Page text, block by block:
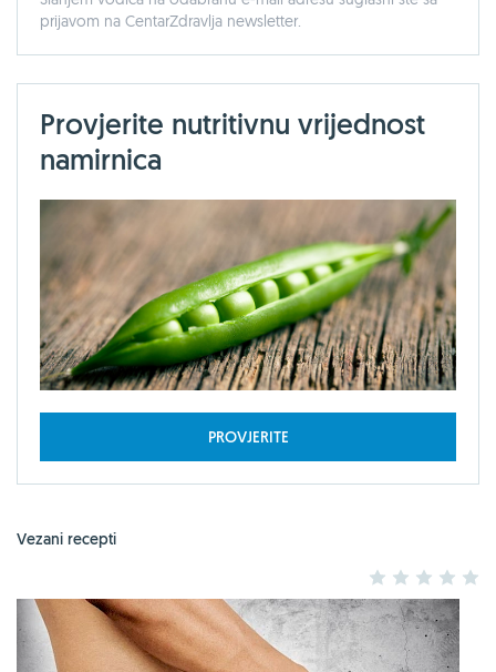
prijavom na CentarZdravlja newsletter.
Provjerite nutritivnu vrijednost
namirnica
PROVJERITE
Vezani recepti
2 3 4